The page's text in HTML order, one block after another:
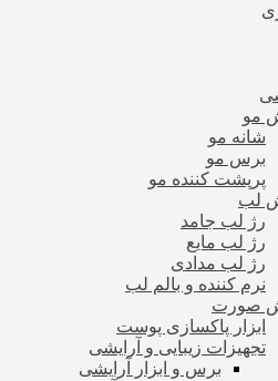
مو
شانه مو
برس مو
پرپشت کننده مو
لب
رژ لب جامد
رژ لب مایع
رژ لب مدادی
نرم کننده و بالم لب
صورت
ابزار پاکسازی پوست
تجهیزات زیبایی و آرایشی
برس و ابزار آرایشی